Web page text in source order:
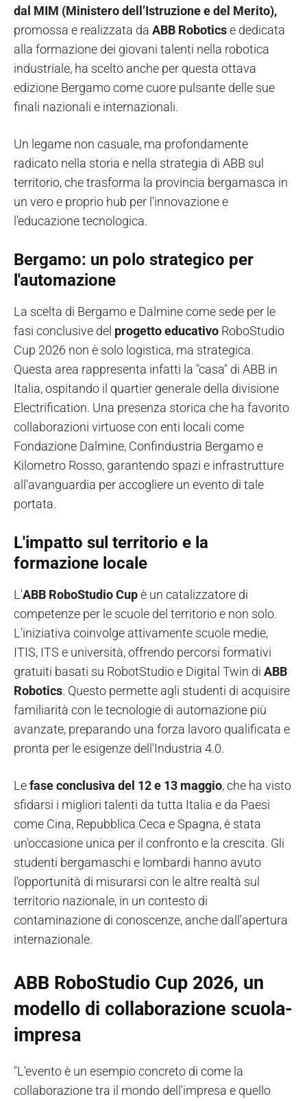
dal MIM (Ministero dell’Istruzione e del Merito),
promossa e realizzata da ABB Roboticse dedicata
alla formazione dei giovani talenti nella robotica
industriale, ha scelto anche per questa ottava
edizione Bergamo come cuore pulsante delle sue
finali nazionali e internazionali.
Un legame non casuale, ma profondamente
radicato nella storia e nella strategia di ABB sul
territorio, che trasforma la provincia bergamasca in
un vero e proprio hub per l'innovazione e
l'educazione tecnologica.
Bergamo: un polo strategico per
l'automazione
La scelta di Bergamo e Dalmine come sede per le
fasi conclusive del progetto educativo RoboStudio
Cup 2026 non è solo logistica, ma strategica.
Questa area rappresenta infatti la "casa" di ABB in
Italia, ospitando il quartier generale della divisione
Electrification. Una presenza storica che ha favorito
collaborazioni virtuose con enti locali come
Fondazione Dalmine, Confindustria Bergamo e
Kilometro Rosso, garantendo spazi e infrastrutture
all'avanguardia per accogliere un evento di tale
portata.
L'impatto sul territorio e la
formazione locale
L'ABB RoboStudio Cupè un catalizzatore di
competenze per le scuole del territorio e non solo.
L'iniziativa coinvolge attivamente scuole medie,
ITIS, ITS e università, offrendo percorsi formativi
gratuiti basati su RobotStudio e Digital Twin di ABB
Robotics. Questo permette agli studenti di acquisire
familiarità con le tecnologie di automazione più
avanzate, preparando una forza lavoro qualificata e
pronta per le esigenze dell'Industria 4.0.
Lefase conclusiva del 12 e 13 maggio, che ha visto
sfidarsi i migliori talenti da tutta Italia e da Paesi
come Cina, Repubblica Ceca e Spagna, è stata
un'occasione unica per il confronto e la crescita. Gli
studenti bergamaschi e lombardi hanno avuto
l'opportunità di misurarsi con le altre realtà sul
territorio nazionale, in un contesto di
contaminazione di conoscenze, anche dall'apertura
internazionale.
ABB RoboStudio Cup 2026, un
modello di collaborazione scuola-
impresa
"L'evento è un esempio concreto di come la
collaborazione tra il mondo dell'impresa e quello